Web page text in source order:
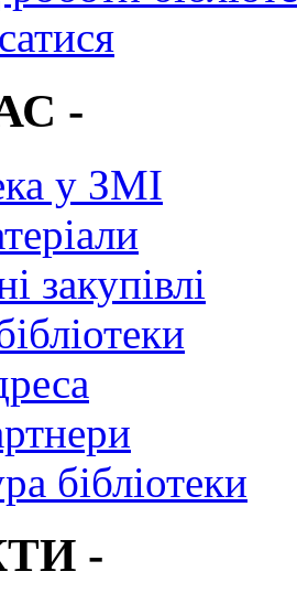
-
у ЗМІ
закупівлі
бібліотеки
-